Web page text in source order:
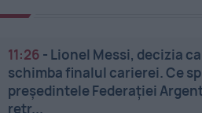
11:26 - Lionel Messi, decizia
schimba finalul carierei. Ce
președintele Federației
retr...